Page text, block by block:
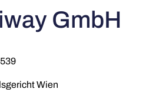
GmbH‍
Wien